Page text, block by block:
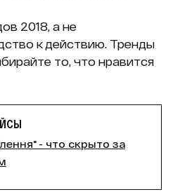
2018, а не
к действию. Тренды
то, что нравится
- что скрыто за